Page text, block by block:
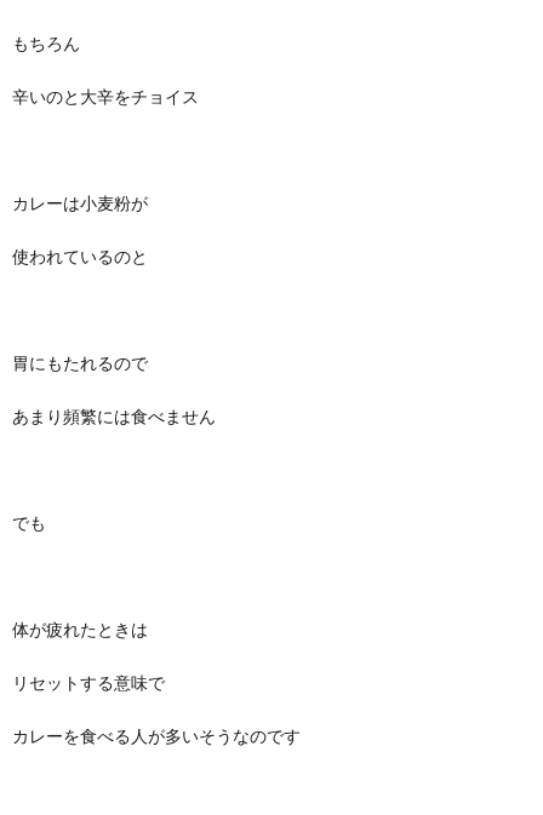
もちろん
辛いのと大辛をチョイス
カレーは小麦粉が
使われているのと
胃にもたれるので
あまり頻繁には食べません
でも
体が疲れたときは
リセットする意味で
カレーを食べる人が多いそうなのです